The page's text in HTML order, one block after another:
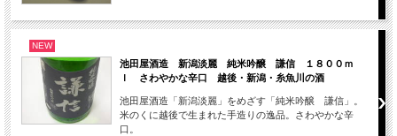
NEW
池田屋酒造 新潟淡麗 純米吟醸 謙信 １８００ｍ
ｌ さわやかな辛口 越後・新潟・糸魚川の酒
池田屋酒造「新潟淡麗」をめざす「純米吟醸 謙信」。
米のくに越後で生まれた手造りの逸品。さわやかな辛
口。